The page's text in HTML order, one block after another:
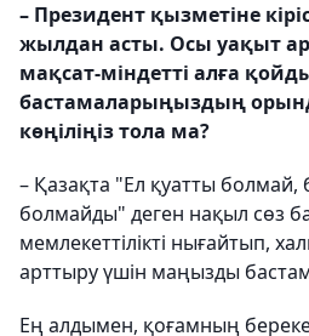
– Президент қызметіне
жылдан асты. Осы уақыт
мақсат-мін­детті алға
бастамаларыңыздың
көңіліңіз тола ма?
– Қазақта "Ел қуатты болмай,
болмайды" деген нақыл сөз
мемлекеттілікті нығайтып,
арттыру үшін маңызды
Ең алдымен, қоғамның